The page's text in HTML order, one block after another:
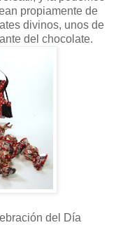
propiamente de
divinos, unos de
del chocolate.
del Día